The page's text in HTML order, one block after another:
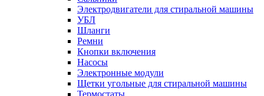
Электродвигатели для стиральной машины
УБЛ
Шланги
Ремни
Кнопки включения
Насосы
Электронные модули
Щетки угольные для стиральной машины
Термостаты